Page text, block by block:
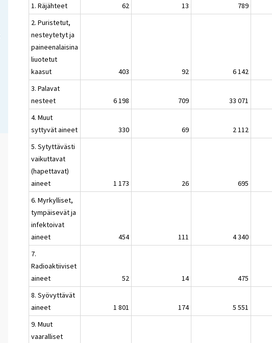
1. Räjähteet
62 13 789
2. Puristetut,
nesteytetyt ja
paineenalaisina
liuotetut
kaasut
403 92 6 142
3. Palavat
nesteet
6 198 709 33 071
4. Muut
syttyvät aineet
330 69 2 112
5. Sytyttävästi
vaikuttavat
(hapettavat)
aineet
1 173 26 695
6. Myrkylliset,
tympäisevät ja
infektoivat
aineet
454 111 4 340
7.
Radioaktiiviset
aineet
52 14 475
8. Syövyttävät
aineet
1 801 174 5 551
9. Muut
vaaralliset